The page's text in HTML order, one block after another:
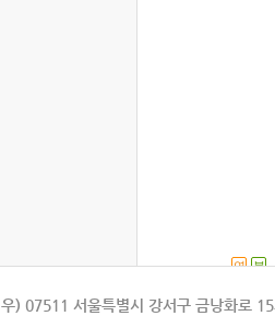
연 북
우) 07511 서울특별시 강서구 금낭화로